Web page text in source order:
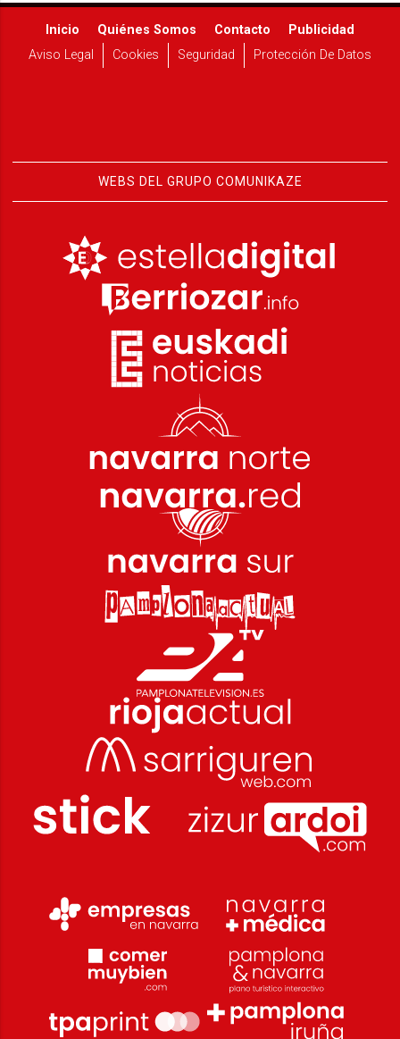
Inicio Quiénes Somos Contacto
Publicidad
Aviso Legal
Cookies Seguridad Protección De Datos
WEBS DEL GRUPO COMUNIKAZE